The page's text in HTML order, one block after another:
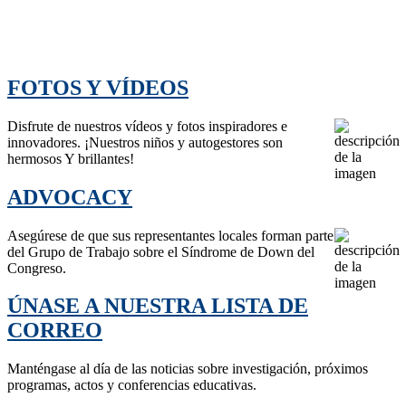
FOTOS Y VÍDEOS
Disfrute de nuestros vídeos y fotos inspiradores e
innovadores. ¡Nuestros niños y autogestores son
hermosos Y brillantes!
ADVOCACY
Asegúrese de que sus representantes locales forman parte
del Grupo de Trabajo sobre el Síndrome de Down del
Congreso.
ÚNASE A NUESTRA LISTA DE
CORREO
Manténgase al día de las noticias sobre investigación, próximos
programas, actos y conferencias educativas.